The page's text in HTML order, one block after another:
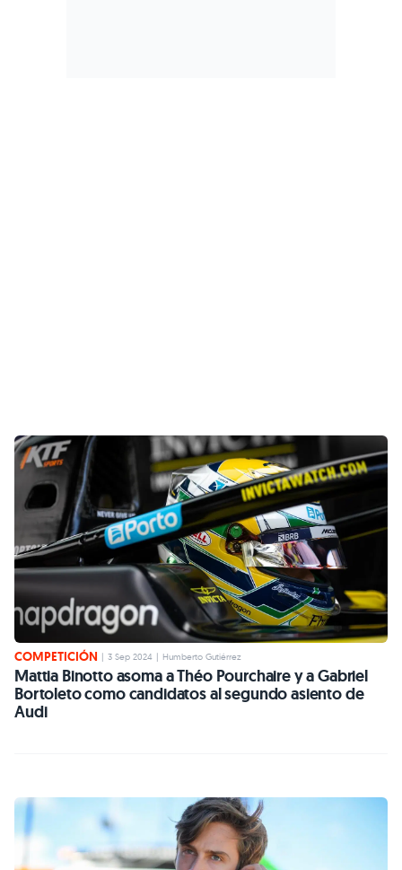
COMPETICIÓN | 3 Sep 2024 | Humberto Gutiérrez
Mattia Binotto asoma a Théo Pourchaire y a Gabriel
Bortoleto como candidatos al segundo asiento de
Audi